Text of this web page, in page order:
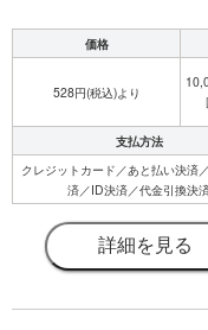
価格
528円(税込)より
支払方法
クレジットカード／あと払い決済
済／ID決済／代金引換決
詳細を見る